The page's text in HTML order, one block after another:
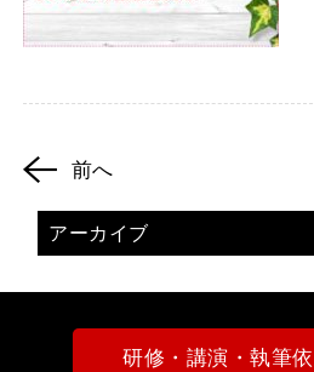
前へ
アーカイブ
研修・講演・執筆